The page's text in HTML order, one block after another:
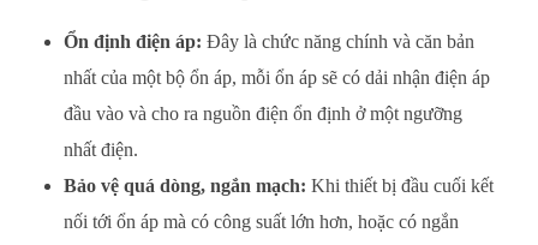
N
Ổn định điện áp: Đây là chức năng chính và căn bản
nhất của một bộ ổn áp, mỗi ổn áp sẽ có dải nhận điện áp
đầu vào và cho ra nguồn điện ổn định ở một ngưỡng
nhất điện.
Bảo vệ quá dòng, ngắn mạch: Khi thiết bị đầu cuối kết
nối tới ổn áp mà có công suất lớn hơn, hoặc có ngắn